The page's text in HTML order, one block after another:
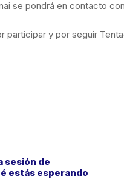
se pondrá en contacto
participar y por seguir
sesión de
estás esperando